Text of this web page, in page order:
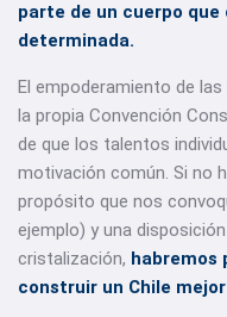
parte de un cuerpo
determinada.
El empoderamiento de
la propia Convención
de que los talentos
motivación común. Si no
propósito que nos
ejemplo) y una
cristalización, habremos
construir un Chile